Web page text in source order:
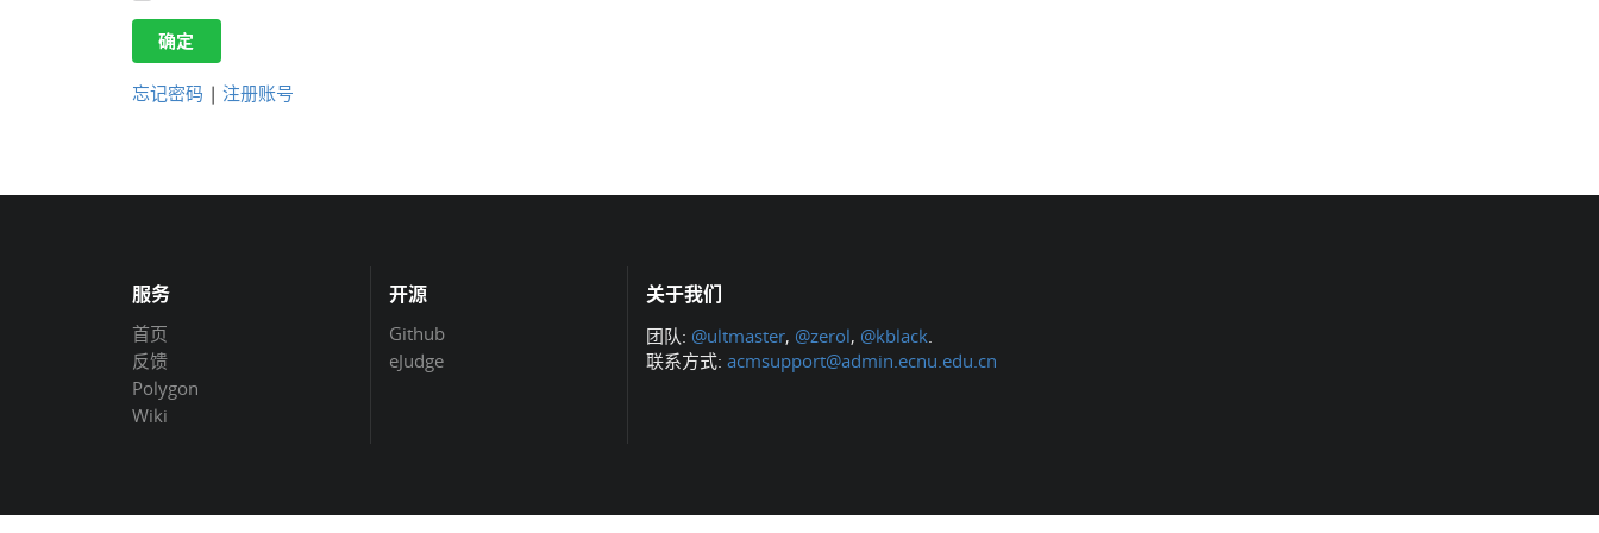
确定
忘记密码 | 注册账号
服务
首页
反馈
Polygon
Wiki
开源
Github
eJudge
关于我们
团队: @ultmaster, @zerol, @kblack
联系方式: acmsupport@admin.ecnu.edu.cn